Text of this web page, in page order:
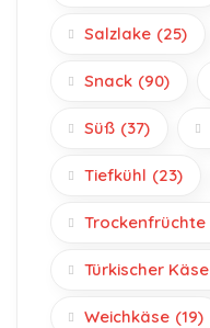
Salzlake (25)
Snack (90)
Süß (37)
Tiefkühl (23)
Trockenfrüchte
Türkischer Käse
Weichkäse (19)